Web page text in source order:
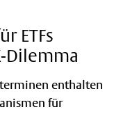
ETFs
Dilemma
enthalten
für